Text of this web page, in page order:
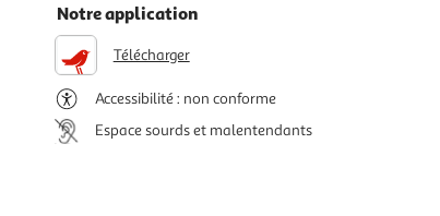
Notre application
Télécharger
Accessibilité : non conforme
Espace sourds et malentendants